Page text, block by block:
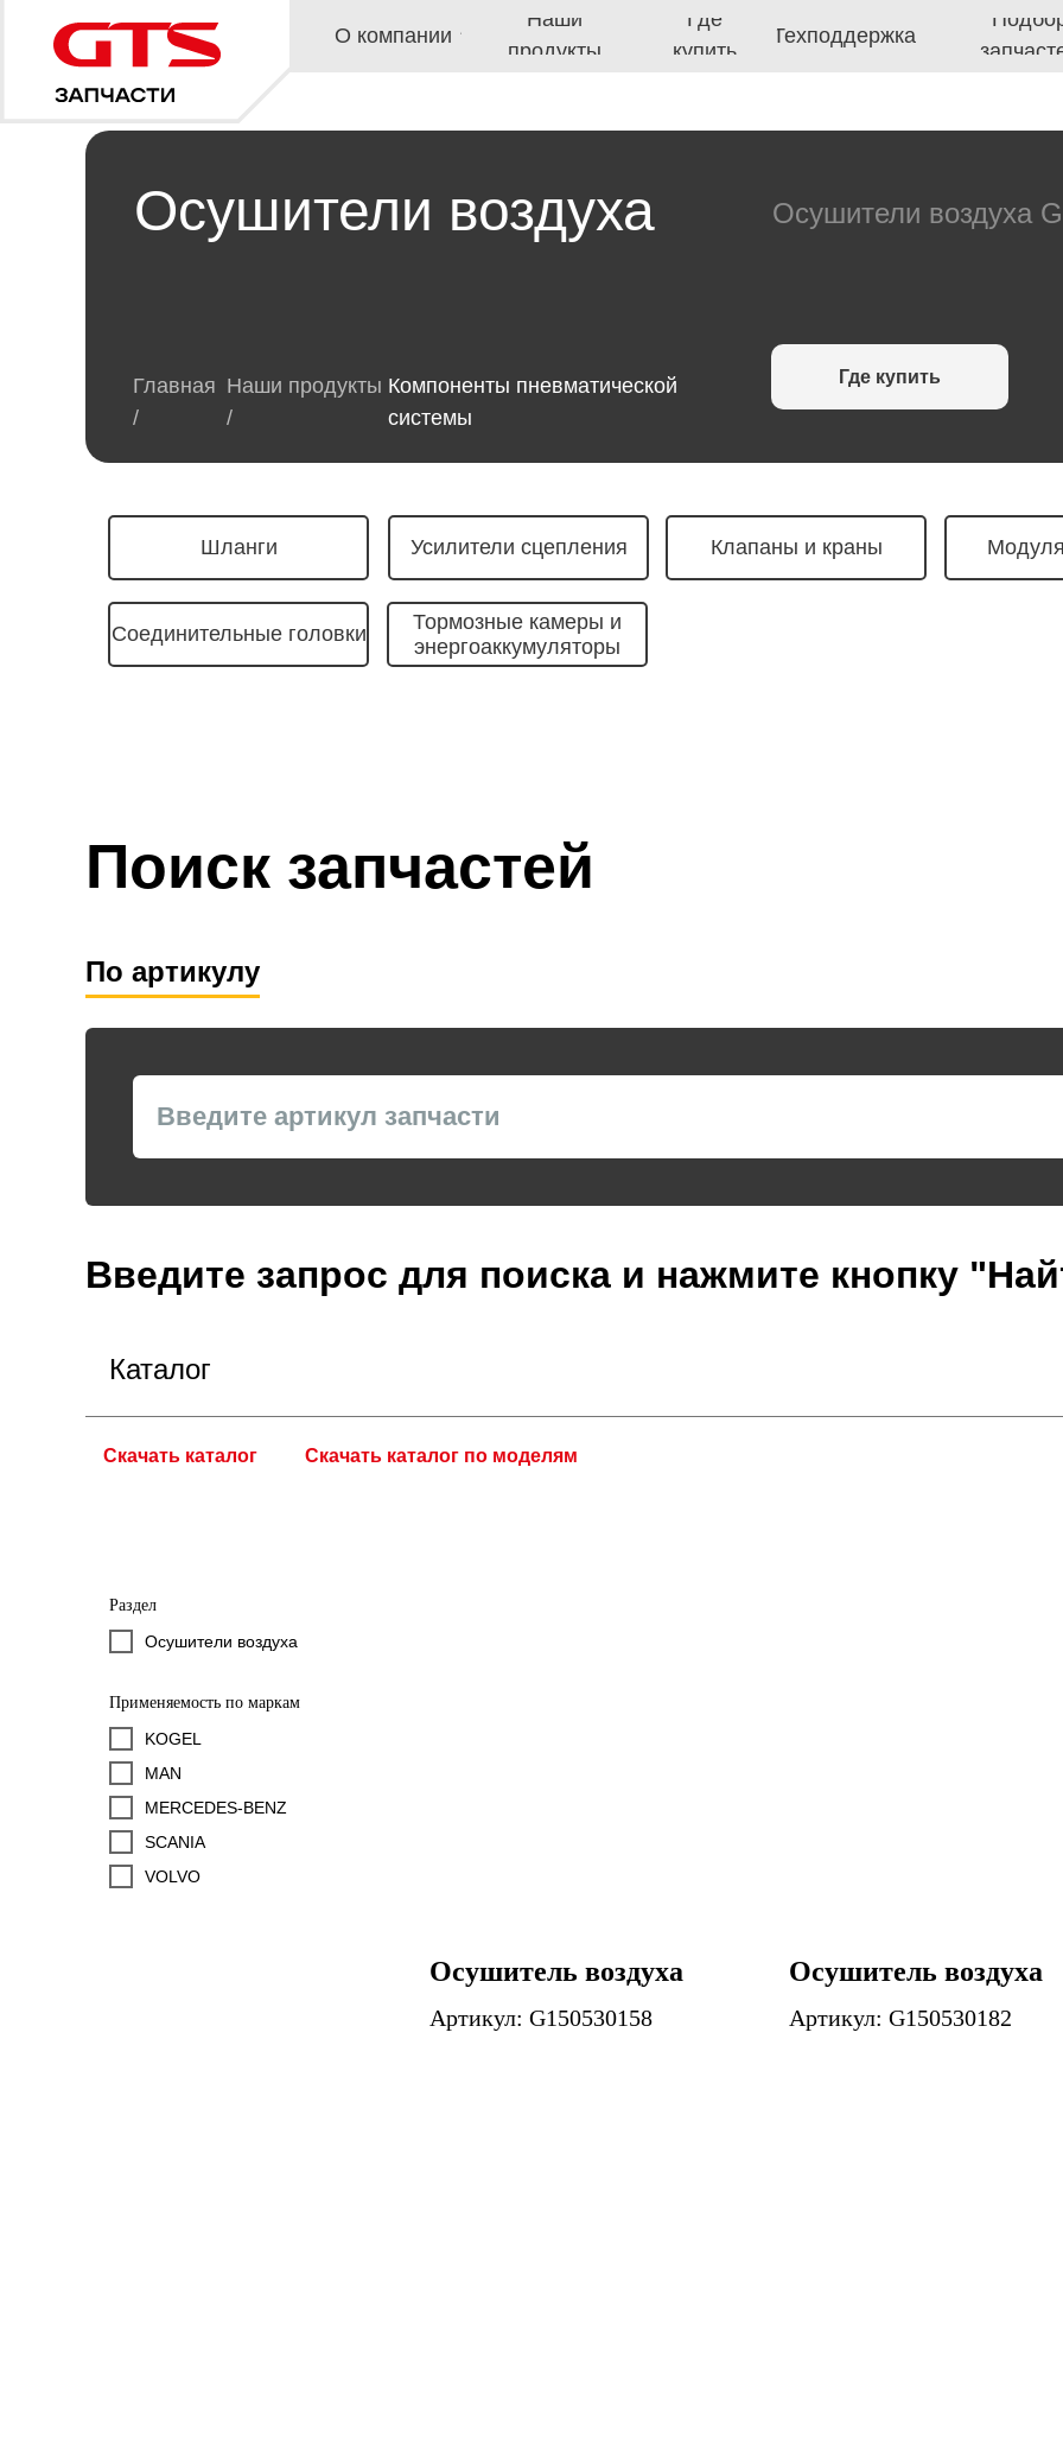
О компании
продукты
купить
Техподдержка
запчастей
Осушители воздуха
Осушители воздуха
Где купить
Главная
/
Наши продукты
/
Компоненты пневматической
системы
Усилители сцепления Клапаны и краны
Шланги
Соединительные головки
Тормозные камеры и
энергоаккумуляторы
Поиск запчастей
По артикулу
Введите запрос для поиска и нажмите кнопку
Каталог
Скачать каталог Скачать каталог по моделям
Раздел
Осушители воздуха
Применяемость по маркам
KOGEL
MAN
MERCEDES-BENZ
SCANIA
VOLVO
Осушитель воздуха
Артикул: G150530158
Осушитель воздуха
Артикул: G150530182